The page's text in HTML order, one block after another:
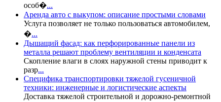
особ�...
Аренда авто с выкупом: описание простыми словами
Услуга позволяет не только пользоваться автомобилем,
�...
Дышащий фасад: как перфорированные панели из
металла решают проблему вентиляции и конденсата
Скопление влаги в слоях наружной стены приводит к
разр...
Специфика транспортировки тяжелой гусеничной
техники: инженерные и логистические аспекты
Доставка тяжелой строительной и дорожно-ремонтной